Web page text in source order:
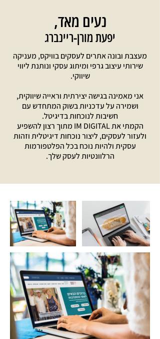
יפעת מורן-ריינברג
נעים מאד,
מעצבת ובונה אתרים לעסקים בוויקס, מעניקה
שירותי עיצוב גרפי ומיתוג עסקי ונותנת ליווי
שיווקי.
אני מאמינה בגישה יצירתית וראייה שיווקית,
ושמירה על עדכניות בשוק המתחדש עם
חשיבות לנוכחות בדיגיטל.
הקמתי את IM DIGITAL מתוך רצון להשפיע
ולעזור לעסקים, ליצור נוכחות דיגיטלית וזהות
עסקית ולהיות נוכח בכל הפלטפורמות
הרלוונטיות לעסק שלך.